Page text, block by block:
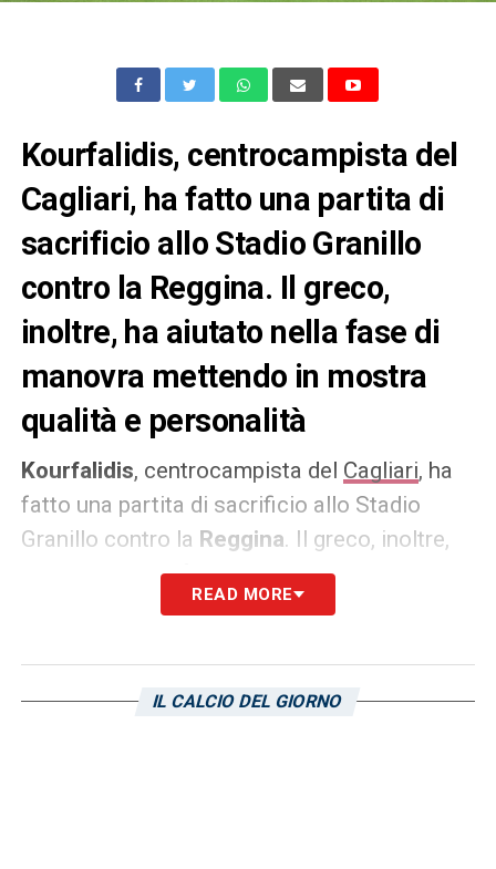
Kourfalidis, centrocampista del
Cagliari, ha fatto una partita di
sacrificio allo Stadio Granillo
contro la Reggina. Il greco,
inoltre, ha aiutato nella fase di
manovra mettendo in mostra
qualità e personalità
Kourfalidis, centrocampista del Cagliari, ha
fatto una partita di sacrificio allo Stadio
Granillo contro la Reggina. Il greco, inoltre,
ha aiutato nella fase di manovra mettendo in
mostra qualità e personalità. L’Unione sarda
(segno che l’infortunio è alle spalle) e non
READ MORE
IL CALCIO DEL GIORNO